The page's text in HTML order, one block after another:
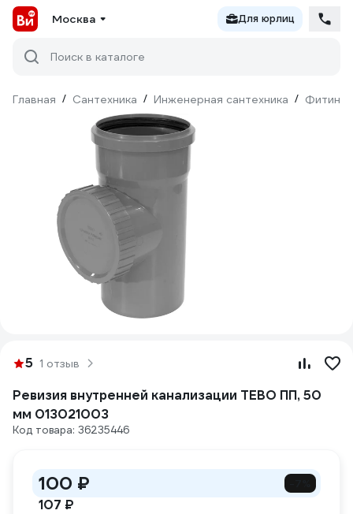
Москва Для юрлиц
Поиск в каталоге
Главная / Сантехника / Инженерная сантехника / Фитинги
5 1 отзыв
Ревизия внутренней канализации TEBO ПП, 50
мм 013021003
Код товара: 36235446
100 ₽
107 ₽